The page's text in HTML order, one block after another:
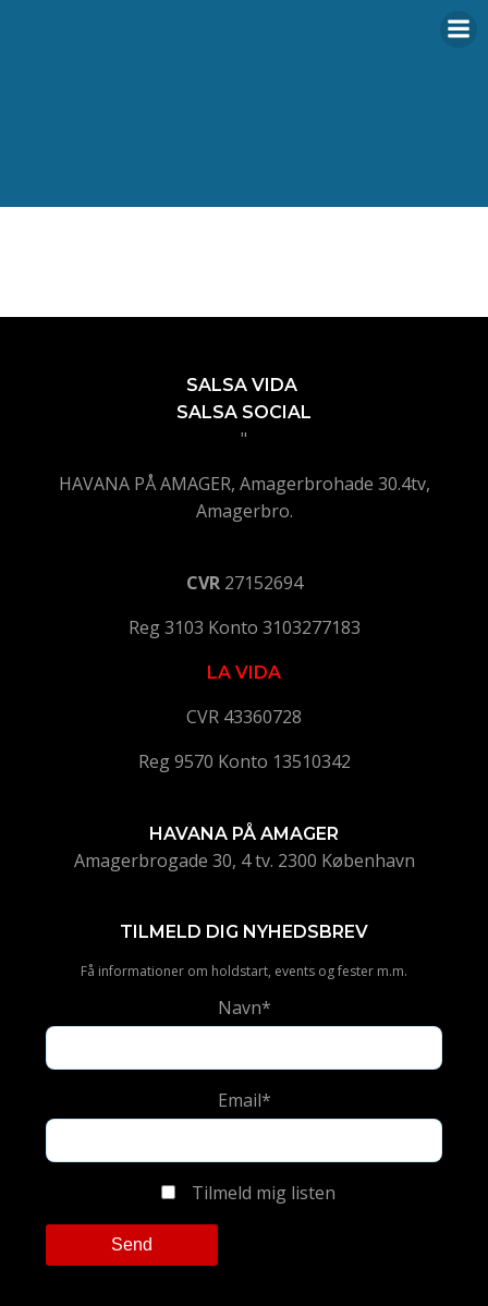
SALSA VIDA
SALSA SOCIAL
"
HAVANA PÅ AMAGER, Amagerbrohade 30.4tv,
Amagerbro.
CVR 27152694
Reg 3103 Konto 3103277183
LA VIDA
CVR 43360728
Reg 9570 Konto 13510342
HAVANA PÅ AMAGER
Amagerbrogade 30, 4 tv. 2300 København
TILMELD DIG NYHEDSBREV
Få informationer om holdstart, events og fester m.m.
Navn*
Email*
Tilmeld mig listen